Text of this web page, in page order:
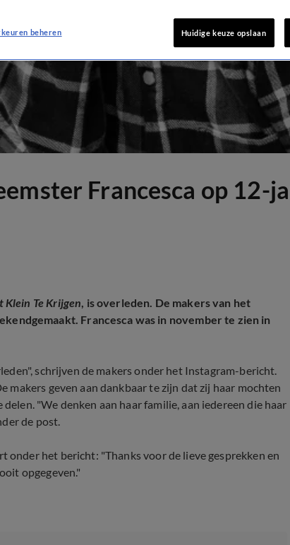
Francesca op 12-
Klein Te Krijgen, is overleden. De makers van het
Francesca was in november te zien in
schrijven de makers onder het Instagram-bericht.
makers geven aan dankbaar te zijn dat zij haar mochten
"We denken aan haar familie, aan iedereen die haar
de post.
onder het bericht: "Thanks voor de lieve gesprekken en
opgegeven."
beheren Huidige keuze opslaan